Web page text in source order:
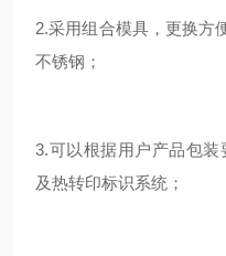
2.采用组合模具，更换方
不锈钢；
3.可以根据用户产品包装
及热转印标识系统；